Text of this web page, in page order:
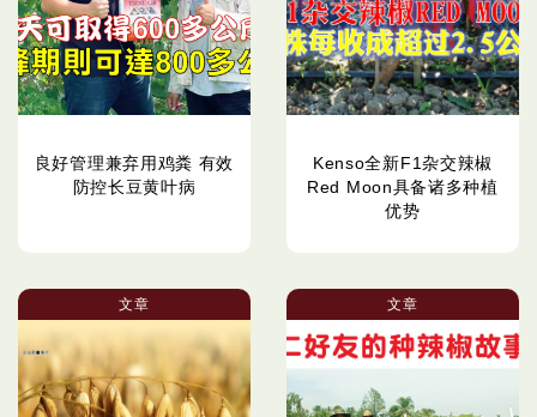
良好管理兼弃用鸡粪 有效
防控长豆黄叶病
Kenso全新F1杂交辣椒
Red Moon具备诸多种植
优势
文章 文章